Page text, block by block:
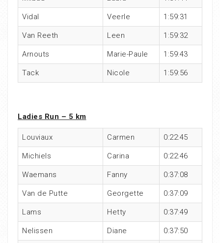
Vidal Veerle 1:59:31
Van Reeth Leen 1:59:32
Arnouts Marie-Paule 1:59:43
Tack Nicole 1:59:56
Ladies Run – 5 km
Louviaux Carmen 0:22:45
Michiels Carina 0:22:46
Waemans Fanny 0:37:08
Van de Putte Georgette 0:37:09
Lams Hetty 0:37:49
Nelissen Diane 0:37:50